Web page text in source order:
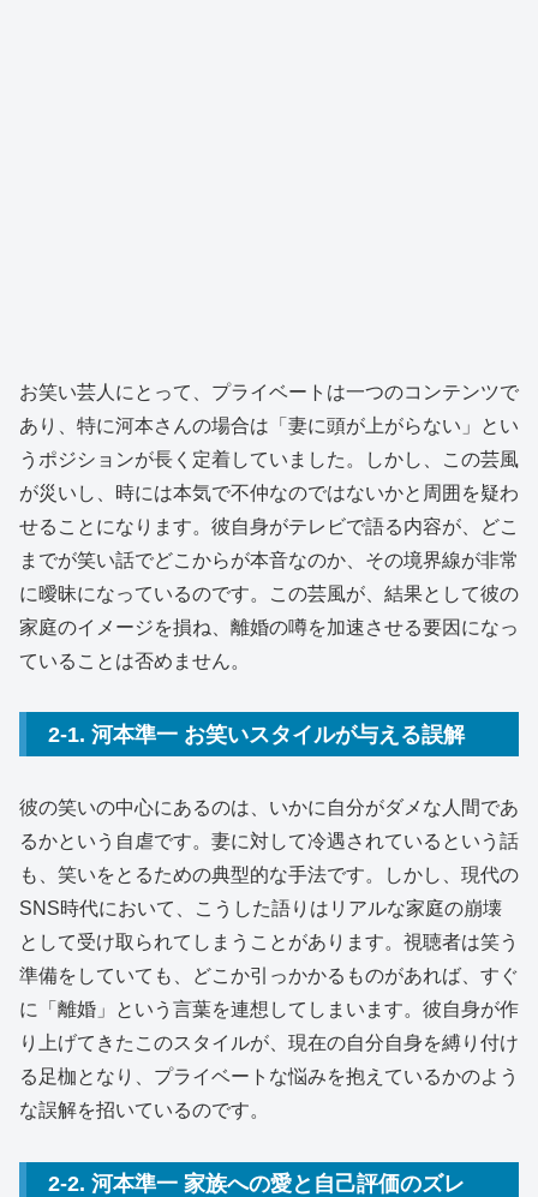
お笑い芸人にとって、プライベートは一つのコンテンツで
あり、特に河本さんの場合は「妻に頭が上がらない」とい
うポジションが長く定着していました。しかし、この芸風
が災いし、時には本気で不仲なのではないかと周囲を疑わ
せることになります。彼自身がテレビで語る内容が、どこ
までが笑い話でどこからが本音なのか、その境界線が非常
に曖昧になっているのです。この芸風が、結果として彼の
家庭のイメージを損ね、離婚の噂を加速させる要因になっ
ていることは否めません。
2-1. 河本準一 お笑いスタイルが与える誤解
彼の笑いの中心にあるのは、いかに自分がダメな人間であ
るかという自虐です。妻に対して冷遇されているという話
も、笑いをとるための典型的な手法です。しかし、現代の
SNS時代において、こうした語りはリアルな家庭の崩壊
として受け取られてしまうことがあります。視聴者は笑う
準備をしていても、どこか引っかかるものがあれば、すぐ
に「離婚」という言葉を連想してしまいます。彼自身が作
り上げてきたこのスタイルが、現在の自分自身を縛り付け
る足枷となり、プライベートな悩みを抱えているかのよう
な誤解を招いているのです。
2-2. 河本準一 家族への愛と自己評価のズレ